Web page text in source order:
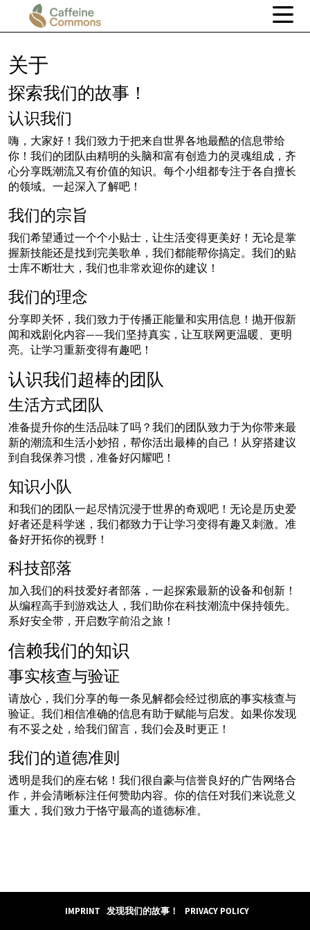
关于
探索我们的故事！
认识我们
嗨，大家好！我们致力于把来自世界各地最酷的信息带给
你！我们的团队由精明的头脑和富有创造力的灵魂组成，齐
心分享既潮流又有价值的知识。每个小组都专注于各自擅长
的领域。一起深入了解吧！
我们的宗旨
我们希望通过一个个小贴士，让生活变得更美好！无论是掌
握新技能还是找到完美歌单，我们都能帮你搞定。我们的贴
士库不断壮大，我们也非常欢迎你的建议！
我们的理念
分享即关怀，我们致力于传播正能量和实用信息！抛开假新
闻和戏剧化内容——我们坚持真实，让互联网更温暖、更明
亮。让学习重新变得有趣吧！
认识我们超棒的团队
生活方式团队
准备提升你的生活品味了吗？我们的团队致力于为你带来最
新的潮流和生活小妙招，帮你活出最棒的自己！从穿搭建议
到自我保养习惯，准备好闪耀吧！
知识小队
和我们的团队一起尽情沉浸于世界的奇观吧！无论是历史爱
好者还是科学迷，我们都致力于让学习变得有趣又刺激。准
备好开拓你的视野！
科技部落
加入我们的科技爱好者部落，一起探索最新的设备和创新！
从编程高手到游戏达人，我们助你在科技潮流中保持领先。
系好安全带，开启数字前沿之旅！
信赖我们的知识
事实核查与验证
请放心，我们分享的每一条见解都会经过彻底的事实核查与
验证。我们相信准确的信息有助于赋能与启发。如果你发现
有不妥之处，给我们留言，我们会及时更正！
我们的道德准则
透明是我们的座右铭！我们很自豪与信誉良好的广告网络合
作，并会清晰标注任何赞助内容。你的信任对我们来说意义
重大，我们致力于恪守最高的道德标准。
IMPRINT 发现我们的故事！ PRIVACY POLICY